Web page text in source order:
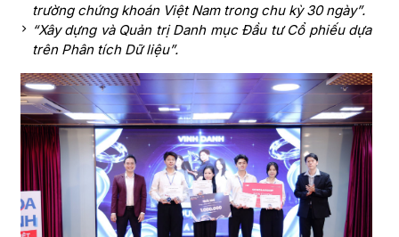
trường chứng khoán Việt Nam trong chu kỳ 30 ngày”.
“Xây dựng và Quản trị Danh mục Đầu tư Cổ phiếu dựa
trên Phân tích Dữ liệu”.